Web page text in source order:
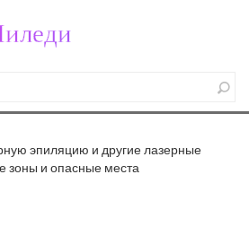
эпиляцию и другие лазерные
зоны и опасные места